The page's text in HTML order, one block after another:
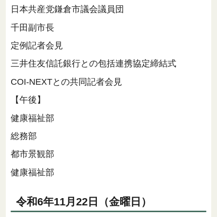
日本共産党鎌倉市議会議員団
千田副市長
定例記者会見
三井住友信託銀行との包括連携協定締結式
COI-NEXTとの共同記者会見
【午後】
健康福祉部
総務部
都市景観部
健康福祉部
令和6年11月22日（金曜日）